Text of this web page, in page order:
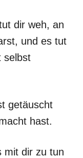
dir weh, an
und es tut
selbst
getäuscht
hast.
mit dir zu tun